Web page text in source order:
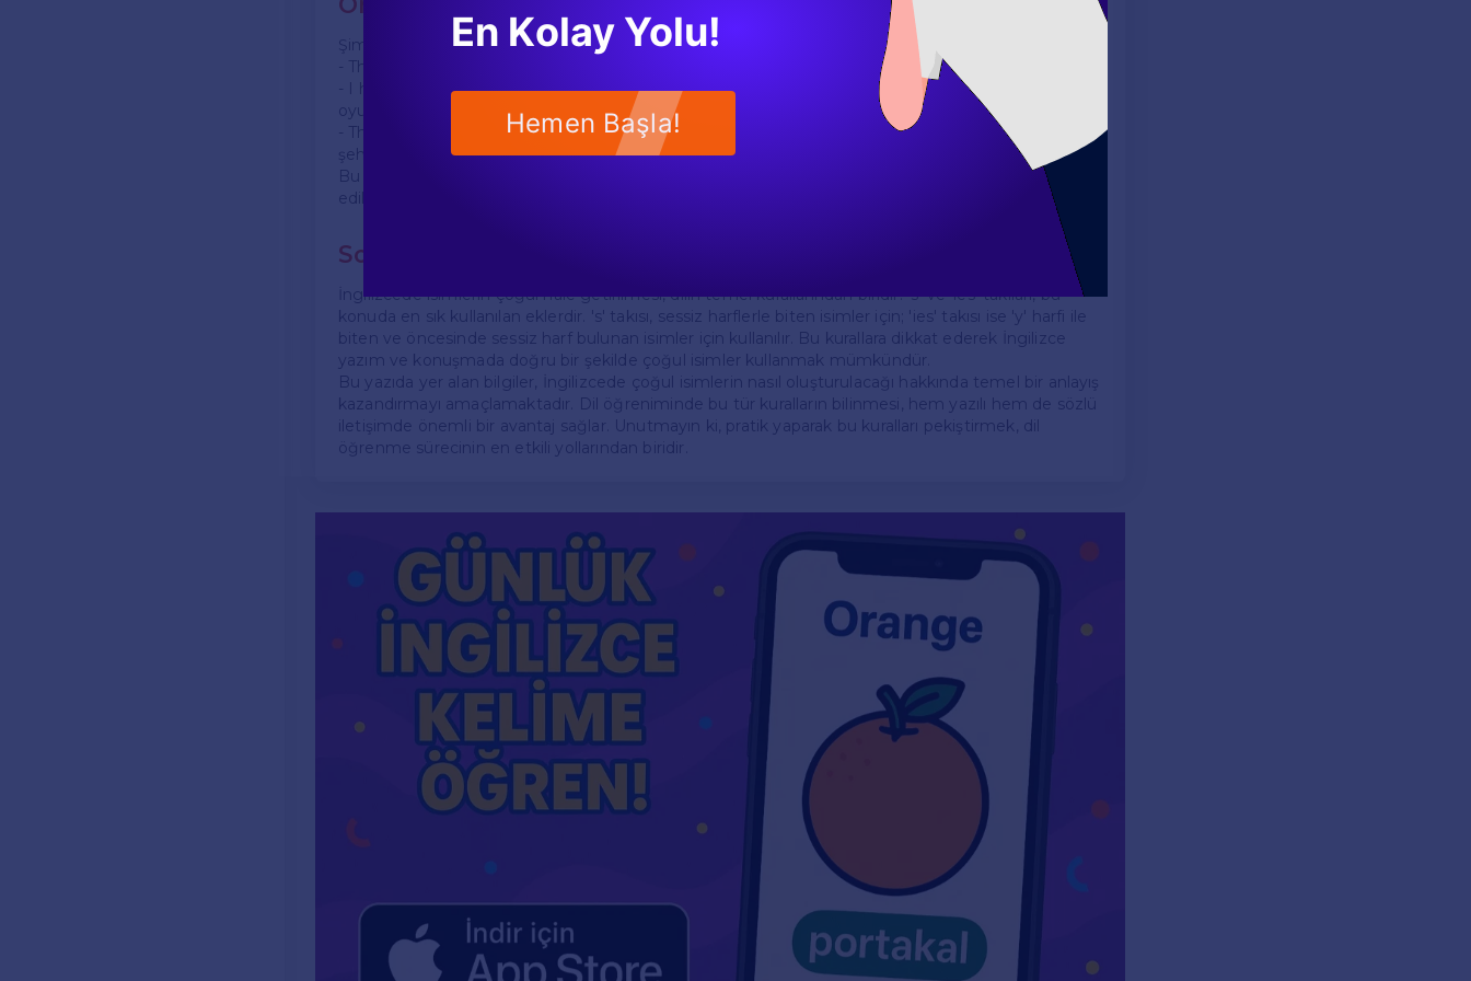
Şimdi 's' ve 'ies' takılarının kullanıldığı bazı örnek cümleler oluşturalım.
- The **cat** is sleeping. ➔ There are two **cats** in the garden. (Kedi uyuyor. Bahçede iki kedi var.)
- I have a new **toy**. ➔ She bought many new **toys**. (Yeni bir oyuncağım var. O, birçok yeni
oyuncak aldı.)
- This **city** is beautiful. ➔ These **cities** are famous for their history. (Bu şehir güzeldir. Bu
şehirler tarihleriyle ünlüdür.)
Bu örneklerde, çoğul isimlerin nasıl kullanıldığını ve 's' ile 'ies' takılarının hangi durumlarda tercih
edildiğini görebiliriz.
Sonuç
İngilizcede isimlerin çoğul hale getirilmesi, dilin temel kurallarından biridir. 's' ve 'ies' takıları, bu
konuda en sık kullanılan eklerdir. 's' takısı, sessiz harflerle biten isimler için; 'ies' takısı ise 'y' harfi ile
biten ve öncesinde sessiz harf bulunan isimler için kullanılır. Bu kurallara dikkat ederek İngilizce
yazım ve konuşmada doğru bir şekilde çoğul isimler kullanmak mümkündür.
Bu yazıda yer alan bilgiler, İngilizcede çoğul isimlerin nasıl oluşturulacağı hakkında temel bir anlayış
kazandırmayı amaçlamaktadır. Dil öğreniminde bu tür kuralların bilinmesi, hem yazılı hem de sözlü
iletişimde önemli bir avantaj sağlar. Unutmayın ki, pratik yaparak bu kuralları pekiştirmek, dil
öğrenme sürecinin en etkili yollarından biridir.
En Kolay Yolu!
Hemen Başla!